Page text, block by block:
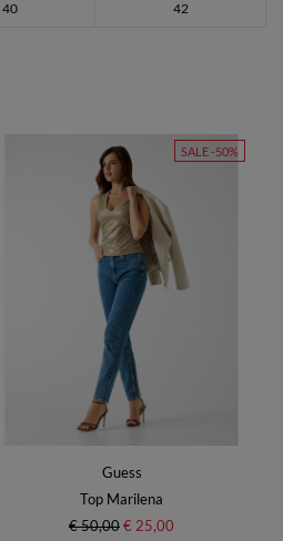
40 42
SALE -50%
Guess
Top Marilena
€ 50,00€ 25,00